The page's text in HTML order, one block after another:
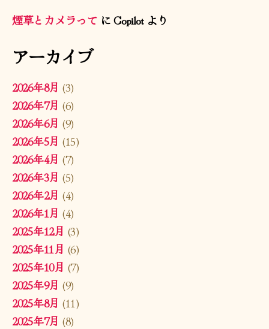
煙草とカメラってにCopilotより
アーカイブ
2026年8月 (3)
2026年7月 (6)
2026年6月 (9)
2026年5月 (15)
2026年4月 (7)
2026年3月 (5)
2026年2月 (4)
2026年1月 (4)
2025年12月 (3)
2025年11月 (6)
2025年10月 (7)
2025年9月 (9)
2025年8月 (11)
2025年7月 (8)